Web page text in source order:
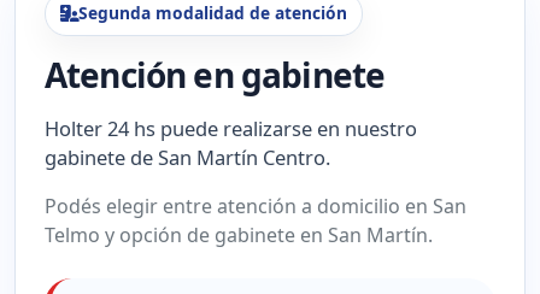
Segunda modalidad de atención
Atención en gabinete
Holter 24 hs puede realizarse en nuestro
gabinete de San Martín Centro.
Podés elegir entre atención a domicilio en San
Telmo y opción de gabinete en San Martín.